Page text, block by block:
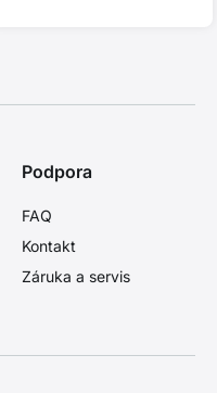
Podpora
FAQ
Kontakt
Záruka a servis